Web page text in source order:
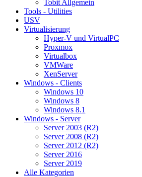
Tobit Allgemein
Tools - Utilities
USV
Virtualisierung
Hyper-V und VirtualPC
Proxmox
Virtualbox
VMWare
XenServer
Windows - Clients
Windows 10
Windows 8
Windows 8.1
Windows - Server
Server 2003 (R2)
Server 2008 (R2)
Server 2012 (R2)
Server 2016
Server 2019
Alle Kategorien